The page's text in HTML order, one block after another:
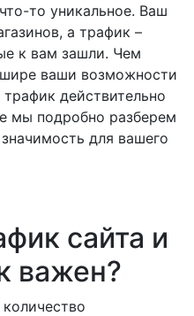
то уникальное. Ваш
а трафик –
к вам зашли. Чем
ваши возможности
действительно
мы подробно разберем
для вашего
сайта и
важен?